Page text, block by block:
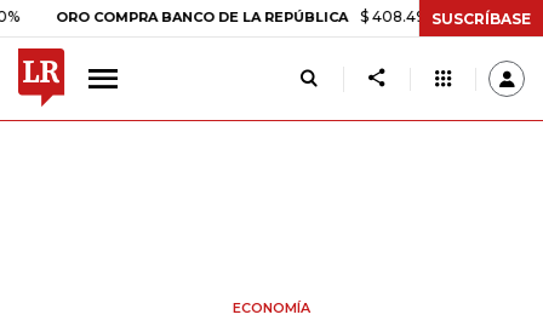
ORO COMPRA BANCO DE LA REPÚBLICA $ 408.498,97 +$ 8.753,81
SUSCRÍBASE
ECONOMÍA